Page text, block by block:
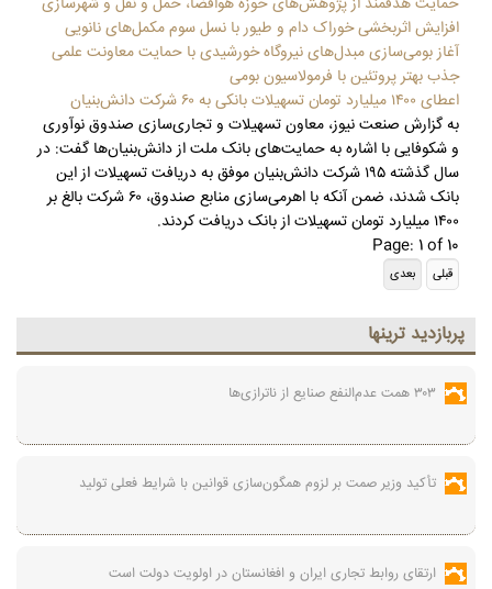
افزایش اثربخشی خوراک دام و طیور با نسل سوم مکمل‌های نانویی
آغاز بومی‌سازی مبدل‌های نیروگاه خورشیدی با حمایت معاونت علمی
جذب بهتر پروتئین با فرمولاسیون بومی
اعطای ۱۴۰۰ میلیارد تومان تسهیلات بانکی به ۶۰ شرکت دانش‌بنیان
به گزارش صنعت نیوز، معاون تسهیلات و تجاری‌سازی صندوق نوآوری
و شکوفایی با اشاره به حمایت‌های بانک ملت از دانش‌بنیان‌ها گفت: در
سال گذشته ۱۹۵ شرکت‌ دانش‌بنیان موفق به دریافت تسهیلات از این
بانک شدند، ضمن آنکه با اهرمی‌سازی منابع صندوق، ۶۰ شرکت بالغ بر
۱۴۰۰ میلیارد تومان تسهیلات از بانک دریافت کردند.
Page: 1 of 10
پربازديد ترينها
۳۰۳ همت عدم‌النفع صنایع از ناترازی‌ها
تأکید وزیر صمت بر لزوم همگون‌سازی قوانین با شرایط فعلی تولید
ارتقای روابط تجاری ایران و افغانستان در اولویت دولت است